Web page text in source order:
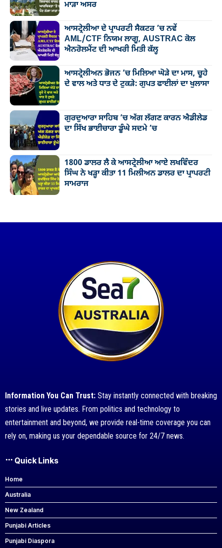
ਮਾੜਾ ਅਸਰ
ਆਸਟ੍ਰੇਲੀਆ ਦੇ ਪ੍ਰਾਪਰਟੀ ਸੈਕਟਰ ’ਚ ਨਵੇਂ
AML/CTF ਨਿਯਮ ਲਾਗੂ, AUSTRAC ਕੋਲ
ਐਨਰੋਲਮੈਂਟ ਦੀ ਆਖਰੀ ਮਿਤੀ ਕੱਲ੍ਹ
ਆਸਟ੍ਰੇਲੀਅਨ ਭੋਜਨ ’ਚ ਮਿਲਿਆ ਘੋੜੇ ਦਾ ਮਾਸ, ਚੂਹੇ
ਦੇ ਵਾਲ ਅਤੇ ਧਾਤ ਦੇ ਟੁਕੜੇ: ਗੁਪਤ ਫਾਈਲਾਂ ਦਾ ਖੁਲਾਸਾ
ਗੁਰਦੁਆਰਾ ਸਾਹਿਬ ’ਚ ਅੱਗ ਲੱਗਣ ਕਾਰਨ ਐਡੀਲੇਡ
ਦਾ ਸਿੱਖ ਭਾਈਚਾਰਾ ਡੂੰਘੇ ਸਦਮੇ ’ਚ
1800 ਡਾਲਰ ਲੈ ਕੇ ਆਸਟ੍ਰੇਲੀਆ ਆਏ ਲਖਵਿੰਦਰ
ਸਿੰਘ ਨੇ ਖੜ੍ਹਾ ਕੀਤਾ 11 ਮਿਲੀਅਨ ਡਾਲਰ ਦਾ ਪ੍ਰਾਪਰਟੀ
ਸਾਮਰਾਜ
Information You Can Trust: Stay instantly connected with breaking
stories and live updates. From politics and technology to
entertainment and beyond, we provide real-time coverage you can
rely on, making us your dependable source for 24/7 news.
Quick Links
Home
Australia
New Zealand
Punjabi Articles
Punjabi Diaspora